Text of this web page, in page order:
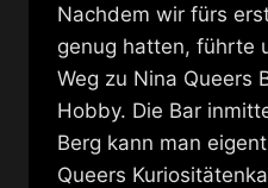
Nachdem wir fürs
genug hatten, führte
Weg zu Nina Queers
Hobby. Die Bar
Berg kann man
Queers